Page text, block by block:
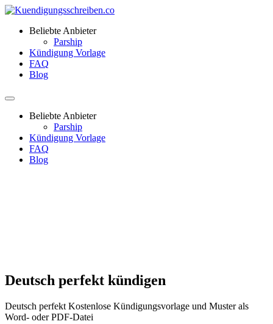
Beliebte Anbieter
Parship
Kündigung Vorlage
FAQ
Blog
Beliebte Anbieter
Parship
Kündigung Vorlage
FAQ
Blog
Deutsch perfekt kündigen
Deutsch perfekt Kostenlose Kündigungsvorlage und Muster als
Word- oder PDF-Datei